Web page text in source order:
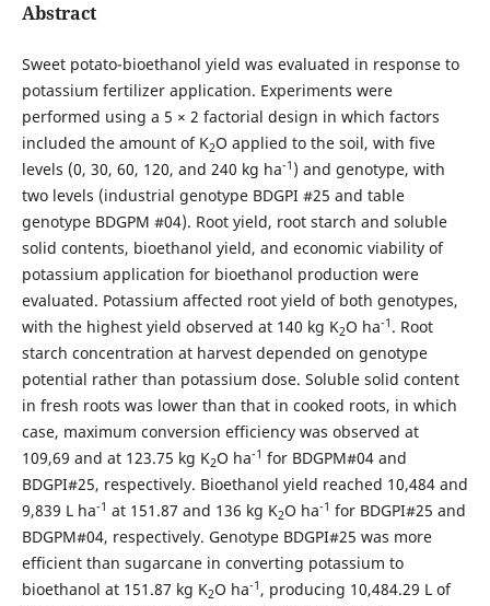
Abstract
Sweet potato-bioethanol yield was evaluated in response to
potassium fertilizer application. Experiments were
performed using a 5 × 2 factorial design in which factors
included the amount of K2O applied to the soil, with five
levels (0, 30, 60, 120, and 240 kg ha-1 ) and genotype, with
two levels (industrial genotype BDGPI #25 and table
genotype BDGPM #04). Root yield, root starch and soluble
solid contents, bioethanol yield, and economic viability of
potassium application for bioethanol production were
evaluated. Potassium affected root yield of both genotypes,
with the highest yield observed at 140 kg K2O ha-1 . Root
starch concentration at harvest depended on genotype
potential rather than potassium dose. Soluble solid content
in fresh roots was lower than that in cooked roots, in which
case, maximum conversion efficiency was observed at
109,69 and at 123.75 kg K2O ha-1 for BDGPM#04 and
BDGPI#25, respectively. Bioethanol yield reached 10,484 and
9,839 L ha-1 at 151.87 and 136 kg K2O ha-1 for BDGPI#25 and
BDGPM#04, respectively. Genotype BDGPI#25 was more
efficient than sugarcane in converting potassium to
bioethanol at 151.87 kg K2O ha-1 , producing 10,484.29 L of